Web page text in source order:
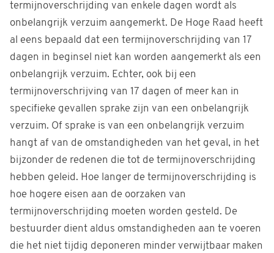
termijnoverschrijding van enkele dagen wordt als
onbelangrijk verzuim aangemerkt. De Hoge Raad heeft
al eens bepaald dat een termijnoverschrijding van 17
dagen in beginsel niet kan worden aangemerkt als een
onbelangrijk verzuim. Echter, ook bij een
termijnoverschrijving van 17 dagen of meer kan in
specifieke gevallen sprake zijn van een onbelangrijk
verzuim. Of sprake is van een onbelangrijk verzuim
hangt af van de omstandigheden van het geval, in het
bijzonder de redenen die tot de termijnoverschrijding
hebben geleid. Hoe langer de termijnoverschrijding is
hoe hogere eisen aan de oorzaken van
termijnoverschrijding moeten worden gesteld. De
bestuurder dient aldus omstandigheden aan te voeren
die het niet tijdig deponeren minder verwijtbaar maken